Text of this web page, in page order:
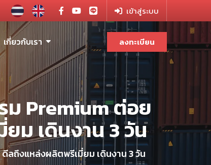
เข้าสู่ระบบ
เกี่ยวกับเรา ลงทะเบียน
ม Premium ต่อย
ม เดินงาน 3 วัน
ลถึงแหล่งผลิตพรีเมี่ยม เดินงาน 3 วัน